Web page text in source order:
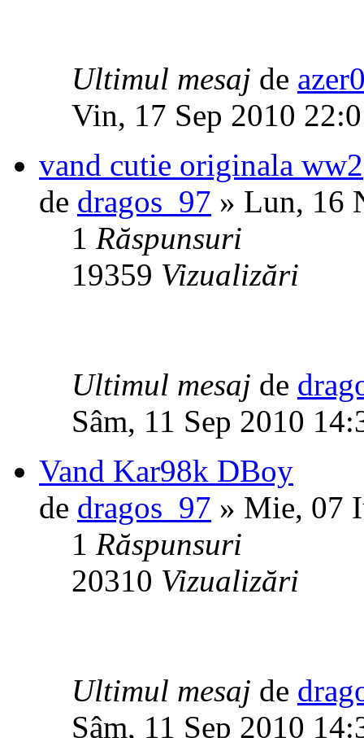
Ultimul mesaj de
Vin, 17 Sep 2010
vand cutie originala ww2
de dragos_97 » Lun, 16
1 Răspunsuri
19359 Vizualizări
Ultimul mesaj de
Sâm, 11 Sep 2010
Vand Kar98k DBoy
de dragos_97 » Mie, 07
1 Răspunsuri
20310 Vizualizări
Ultimul mesaj de
Sâm, 11 Sep 2010